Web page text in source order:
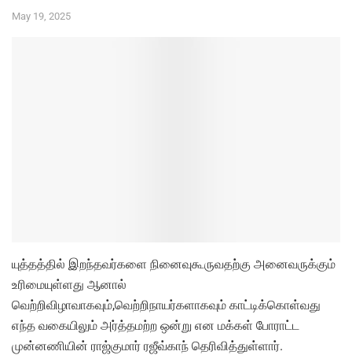
May 19, 2025
யுத்தத்தில் இறந்தவர்களை நினைவுகூருவதற்கு அனைவருக்கும்
உரிமையுள்ளது ஆனால்
வெற்றிவிழாவாகவும்,வெற்றிநாயர்களாகவும் காட்டிக்கொள்வது
எந்த வகையிலும் அர்த்தமற்ற ஒன்று என மக்கள் போராட்ட
முன்னணியின் ராஜ்குமார் ரஜீவ்காந் தெரிவித்துள்ளார்.